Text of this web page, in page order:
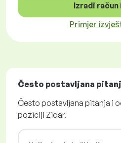
Izradi račun
Primjer
Često postavljana
Često postavljana pitanja i
poziciji Zidar.